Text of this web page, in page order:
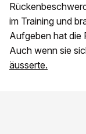
im Training und
Aufgeben hat die
Auch wenn sie
äusserte.